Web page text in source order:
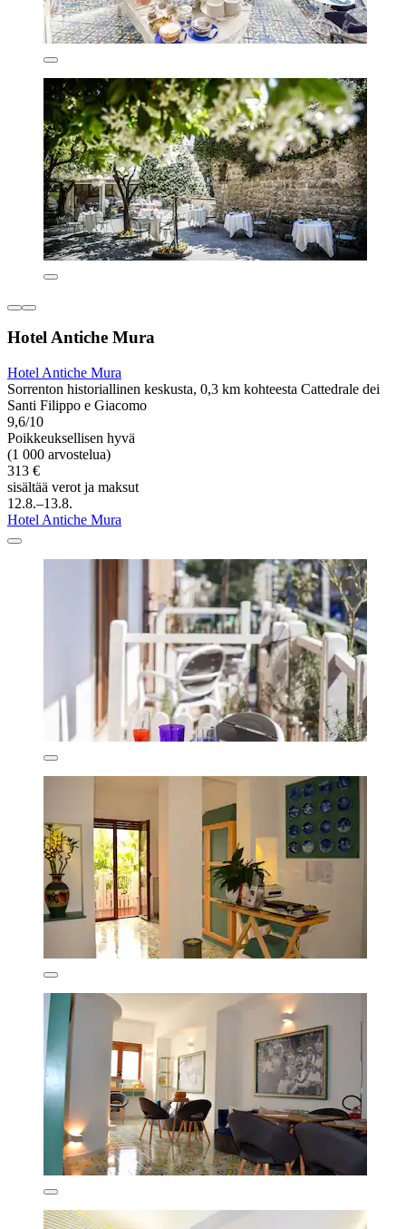
Hotel Antiche Mura
Hotel Antiche Mura
Sorrenton historiallinen keskusta, 0,3 km kohteesta Cattedrale dei
Santi Filippo e Giacomo
9,6/10
Poikkeuksellisen hyvä
(1 000 arvostelua)
313 €
sisältää verot ja maksut
12.8.–13.8.
Hotel Antiche Mura